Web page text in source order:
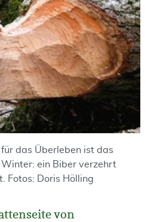
das Überleben ist das
ein Biber verzehrt
Fotos: Doris Hölling
von